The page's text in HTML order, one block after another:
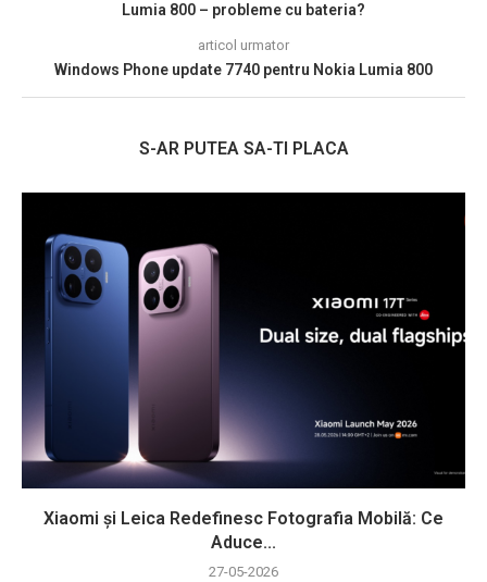
Lumia 800 – probleme cu bateria?
articol urmator
Windows Phone update 7740 pentru Nokia Lumia 800
S-AR PUTEA SA-TI PLACA
Xiaomi și Leica Redefinesc Fotografia Mobilă: Ce
Aduce...
27-05-2026